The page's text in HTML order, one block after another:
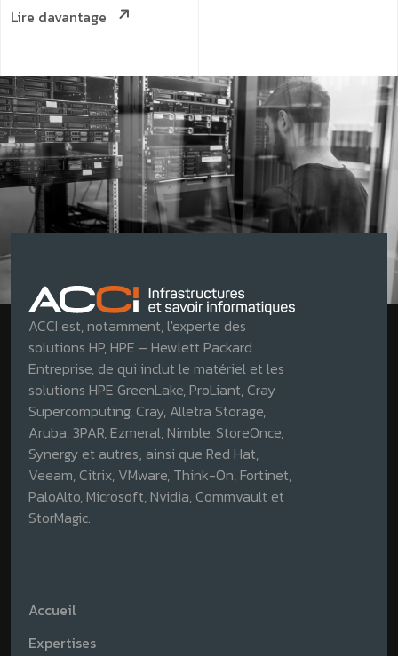
Lire davantage
ACCI est, notamment, l'experte des
solutions HP, HPE – Hewlett Packard
Entreprise, de qui inclut le matériel et les
solutions HPE GreenLake, ProLiant, Cray
Supercomputing, Cray, Alletra Storage,
Aruba, 3PAR, Ezmeral, Nimble, StoreOnce,
Synergy et autres; ainsi que Red Hat,
Veeam, Citrix, VMware, Think-On, Fortinet,
PaloAlto, Microsoft, Nvidia, Commvault et
StorMagic.
Accueil
Expertises